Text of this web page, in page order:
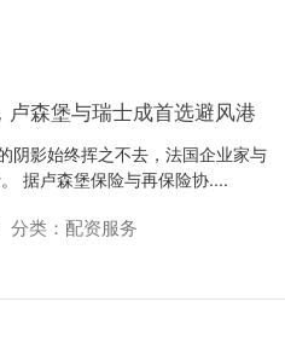
卢森堡与瑞士成首选避风港
阴影始终挥之不去，法国企业家与
据卢森堡保险与再保险协....
分类： 配资服务